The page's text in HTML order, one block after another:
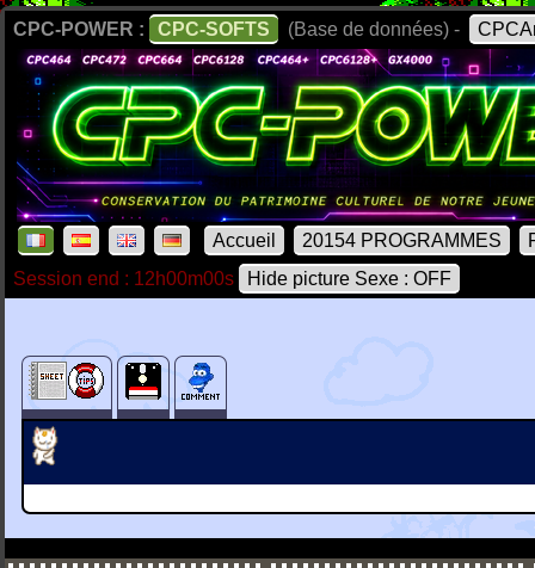
CPC-POWER : CPC-SOFTS (Base de données) -
Accueil 20154 PROGRAMMES
Session end : 12h00m00s
Hide picture Sexe : OFF